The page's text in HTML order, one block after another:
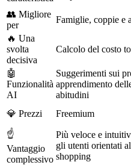
👥 Migliore
per
Famiglie, coppie e
🔥 Una
svolta
decisiva
Calcolo del costo
🤖
Funzionalità
AI
Suggerimenti sui
apprendimento
abitudini
💎 Prezzi Freemium
☝️
Vantaggio
complessivo
Più veloce e
gli utenti orientati
shopping